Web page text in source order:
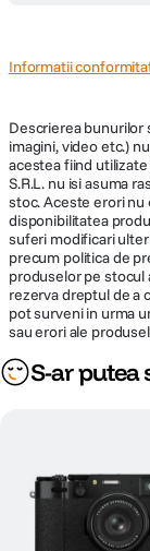
renumit in toata
Perfect pentru a
de aproape, cat si de
Fotografiati acum,
Imaginati-va sa puteti
realizarea fotografiei.
TZ100va confera
simplu, vizualizati
extrem de clara.
Este simplu, uimitor
Informatii
Descrierea bunurilor
imagini, video etc.)
acestea fiind
S.R.L. nu isi asuma
stoc. Aceste erori nu
disponibilitatea
suferi modificari
precum politica de
produselor pe stocul
rezerva dreptul de a
pot surveni in urma
sau erori ale
S-ar putea